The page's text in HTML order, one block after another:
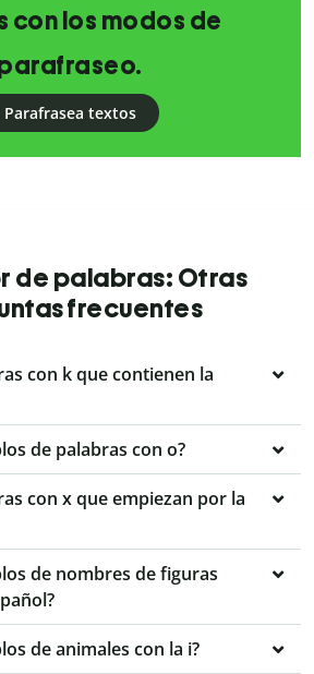
con los modos de
Parafrasea textos
de palabras: Otras
frecuentes
con k que contienen la
de palabras con o?
con x que empiezan por la
de nombres de figuras
de animales con la i?